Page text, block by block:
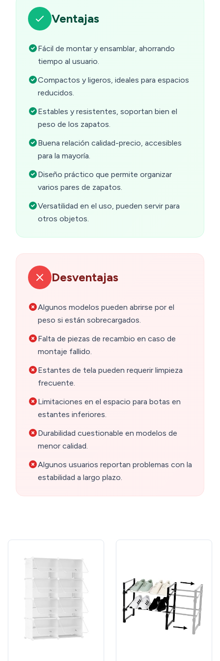
Ventajas
Fácil de montar y ensamblar, ahorrando
tiempo al usuario.
Compactos y ligeros, ideales para espacios
reducidos.
Estables y resistentes, soportan bien el
peso de los zapatos.
Buena relación calidad-precio, accesibles
para la mayoría.
Diseño práctico que permite organizar
varios pares de zapatos.
Versatilidad en el uso, pueden servir para
otros objetos.
Desventajas
Algunos modelos pueden abrirse por el
peso si están sobrecargados.
Falta de piezas de recambio en caso de
montaje fallido.
Estantes de tela pueden requerir limpieza
frecuente.
Limitaciones en el espacio para botas en
estantes inferiores.
Durabilidad cuestionable en modelos de
menor calidad.
Algunos usuarios reportan problemas con la
estabilidad a largo plazo.